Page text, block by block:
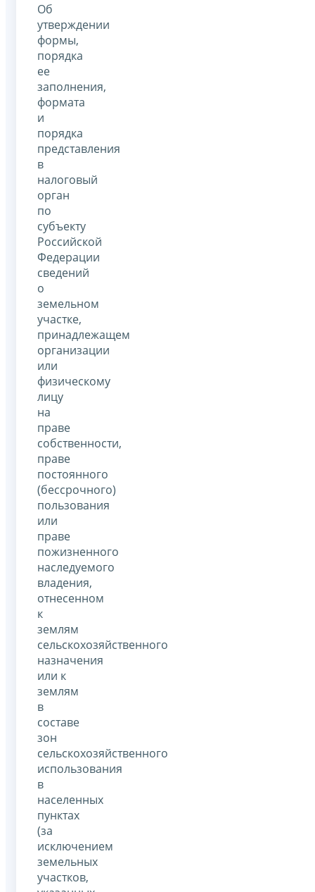
Об
утверждении
формы,
порядка
ее
заполнения,
формата
и
порядка
представления
в
налоговый
орган
по
субъекту
Российской
Федерации
сведений
о
земельном
участке,
принадлежащем
организации
или
физическому
лицу
на
праве
собственности,
праве
постоянного
(бессрочного)
пользования
или
праве
пожизненного
наследуемого
владения,
отнесенном
к
землям
сельскохозяйственного
назначения
или к
землям
в
составе
зон
сельскохозяйственного
использования
в
населенных
пунктах
(за
исключением
земельных
участков,